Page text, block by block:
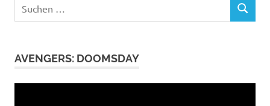
nach:
SUCHEN
AVENGERS: DOOMSDAY